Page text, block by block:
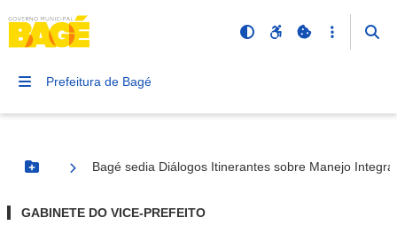
Prefeitura de Bagé
Botão Menu
Bagé sedia Diálogos Itinerantes sobre Manejo
GABINETE DO VICE-PREFEITO